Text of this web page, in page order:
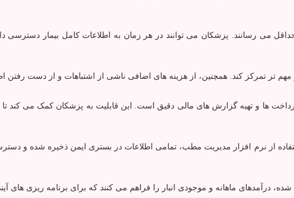
می ‌رسانند. پزشکان می ‌توانند در هر زمان به اطلاعات کامل بیمار دسترسی
‌تر تمرکز کند. همچنین، از هزینه ‌های اضافی ناشی از اشتباهات و از دست
ها و تهیه گزارش ‌های مالی دقیق است. این قابلیت به پزشکان کمک می‌ کند
از نرم ‌افزار مدیریت مطب، تمامی اطلاعات در بستری ایمن ذخیره شده و
ماهانه و موجودی انبار را فراهم می ‌کنند که برای برنامه‌ ریزی‌ های